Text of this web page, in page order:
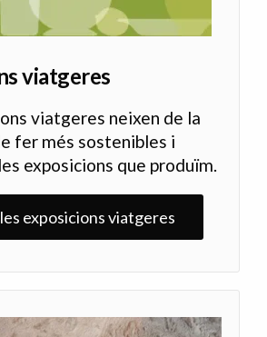
viatgeres
viatgeres neixen de la
fer més sostenibles i
exposicions que produïm.
exposicions viatgeres